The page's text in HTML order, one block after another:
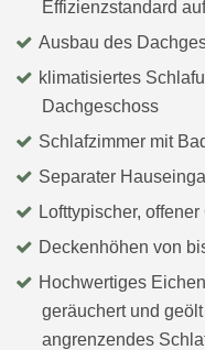
Effizienzstandard
Ausbau des
klimatisiertes
Dachgeschoss
Schlafzimmer mit
Separater
Lofttypischer,
Deckenhöhen von
Hochwertiges
geräuchert und
angrenzendes